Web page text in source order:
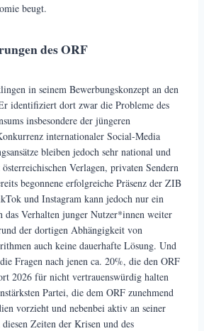
beugt.
des ORF
in seinem Bewerbungskonzept an den
identifiziert dort zwar die Probleme des
insbesondere der jüngeren
internationaler Social-Media
bleiben jedoch sehr national und
Verlagen, privaten Sendern
begonnene erfolgreiche Präsenz der ZIB
und Instagram kann jedoch nur ein
das Verhalten junger Nutzer*innen weiter
der dortigen Abhängigkeit von
auch keine dauerhafte Lösung. Und
Fragen nach jenen ca. 20%, die den ORF
2026 für nicht vertrauenswürdig halten
Partei, die dem ORF zunehmend
vorzieht und nebenbei aktiv an seiner
Zeiten der Krisen und des